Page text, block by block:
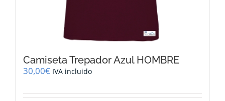
Camiseta Trepador Azul HOMBRE
30,00€ IVA incluido